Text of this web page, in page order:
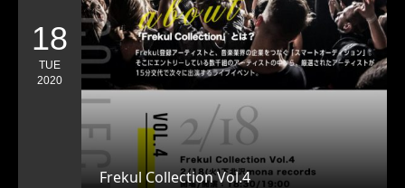
18
TUE
2020
Frekul Collection Vol.4